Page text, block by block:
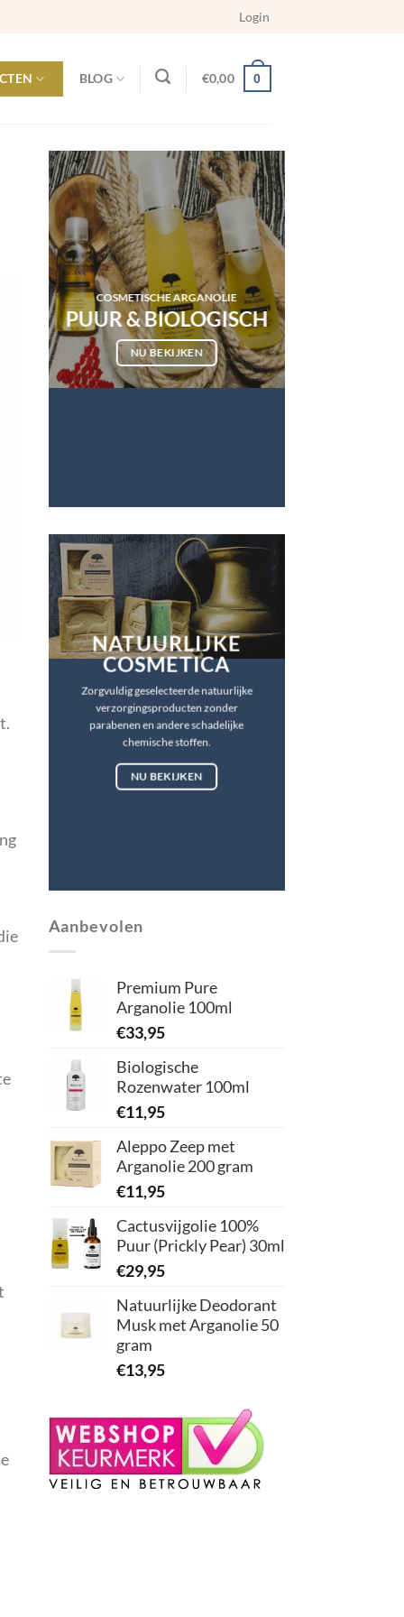
Login
BLOG €0,00 0
COSMETISCHE ARGANOLIE
PUUR & BIOLOGISCH
NU BEKIJKEN
NATUURLIJKE
COSMETICA
Zorgvuldig geselecteerde natuurlijke
verzorgingsproducten zonder
parabenen en andere schadelijke
chemische stoffen.
NU BEKIJKEN
Aanbevolen
Premium Pure
Arganolie 100ml
€33,95
Biologische
Rozenwater 100ml
€11,95
Aleppo Zeep met
Arganolie 200 gram
€11,95
Cactusvijgolie 100%
Puur (Prickly Pear) 30ml
€29,95
Natuurlijke Deodorant
Musk met Arganolie 50
gram
€13,95